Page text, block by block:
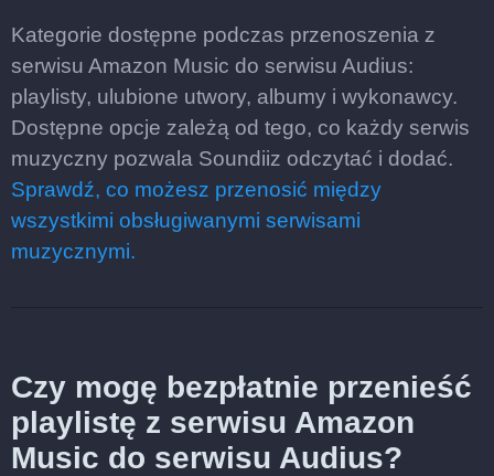
Kategorie dostępne podczas przenoszenia z
serwisu Amazon Music do serwisu Audius:
playlisty, ulubione utwory, albumy i wykonawcy.
Dostępne opcje zależą od tego, co każdy serwis
muzyczny pozwala Soundiiz odczytać i dodać.
Sprawdź, co możesz przenosić między
wszystkimi obsługiwanymi serwisami
muzycznymi.
Czy mogę bezpłatnie przenieść
playlistę z serwisu Amazon
Music do serwisu Audius?